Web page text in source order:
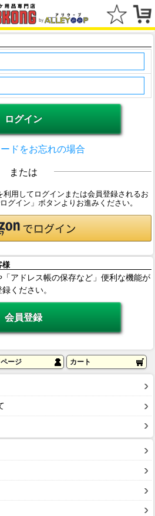
ドをお忘れの場合
または
用してログインまたは会員登録されるお
グイン」ボタンよりお進みください。
様
「アドレス帳の保存など」便利な機能が
ください。
ージ カート